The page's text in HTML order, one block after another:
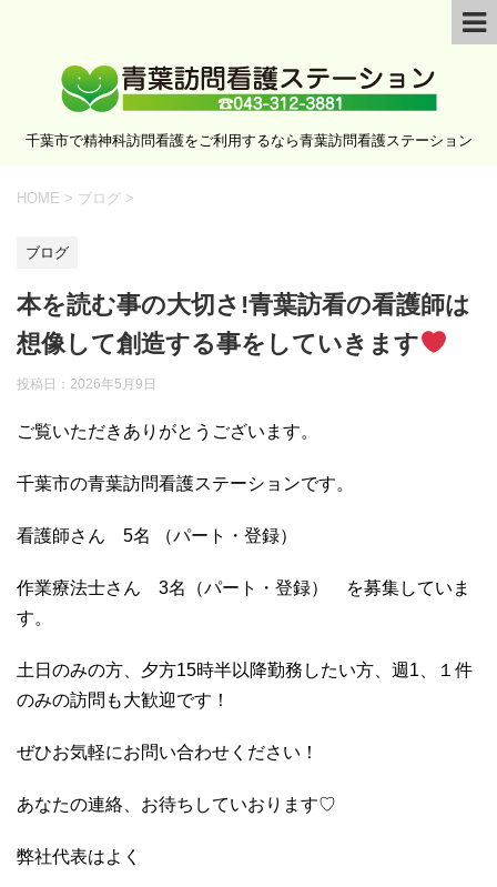
千葉市で精神科訪問看護をご利用するなら青葉訪問看護ステーション
HOME > ブログ >
ブログ
本を読む事の大切さ!青葉訪看の看護師は
想像して創造する事をしていきます
投稿日： 2026年5月9日
ご覧いただきありがとうございます。
千葉市の青葉訪問看護ステーションです。
看護師さん 5名 （パート・登録）
作業療法士さん 3名（パート・登録） を募集していま
す。
土日のみの方、夕方15時半以降勤務したい方、週1、１件
のみの訪問も大歓迎です！
ぜひお気軽にお問い合わせください！
あなたの連絡、お待ちしていおります♡
弊社代表はよく